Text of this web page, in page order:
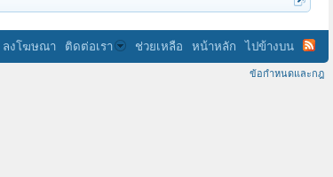
ลงโฆษณา ติดต่อเรา ช่วยเหลือ หน้าหลัก ไปข้างบน
ข้อกำหนดและกฎ